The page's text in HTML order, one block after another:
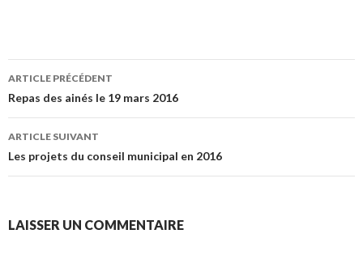
Navigation de l’article
ARTICLE PRÉCÉDENT
Repas des ainés le 19 mars 2016
ARTICLE SUIVANT
Les projets du conseil municipal en 2016
LAISSER UN COMMENTAIRE